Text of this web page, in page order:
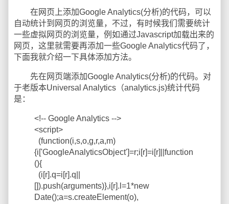
在网页上添加Google Analytics(分析)的代码，可以
自动统计到网页的浏览量，不过，有时候我们需要统计
一些虚拟网页的浏览量，例如通过Javascript加载出来的
网页，这里就需要再添加一些Google Analytics代码了，
下面我就介绍一下具体添加方法。
先在网页端添加Google Analytics(分析)的代码。对
于老版本Universal Analytics（analytics.js)统计代码
是：
<!-- Google Analytics -->
<script>
(function(i,s,o,g,r,a,m)
{i['GoogleAnalyticsObject']=r;i[r]=i[r]||function
(){
(i[r].q=i[r].q||
[]).push(arguments)},i[r].l=1*new
Date();a=s.createElement(o),